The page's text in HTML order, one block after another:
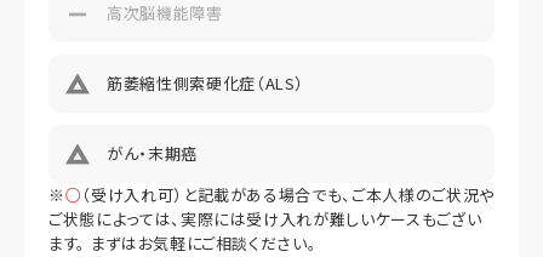
高次脳機能障害
筋萎縮性側索硬化症（ALS）
がん・末期癌
※○ （受け入れ可）と記載がある場合でも、ご本人様のご状況や
ご状態によっては、実際には受け入れが難しいケースもござい
ます。 まずはお気軽にご相談ください。